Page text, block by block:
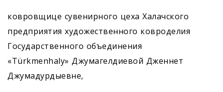
ковровщице сувенирного цеха Халачского
предприятия художественного ковроделия
Государственного объединения
«Türkmenhaly» Джумагелдиевой Дженнет
Джумадурдыевне,